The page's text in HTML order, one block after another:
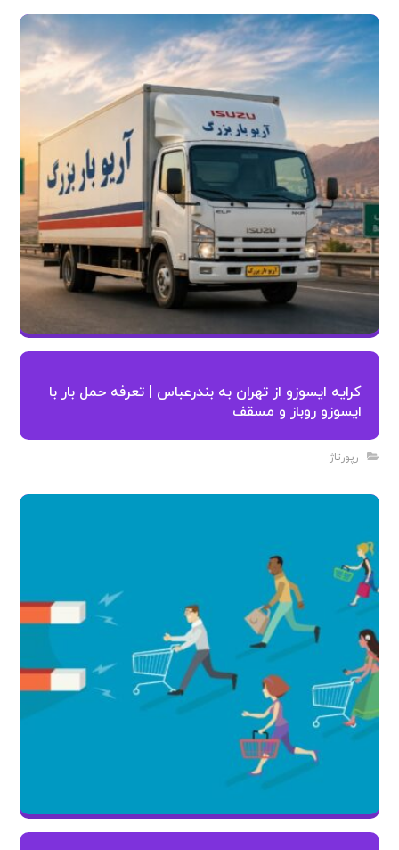
کرایه ایسوزو از تهران به بندرعباس | تعرفه حمل بار با
ایسوزو روباز و مسقف
رپورتاژ